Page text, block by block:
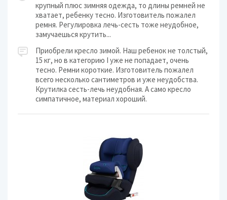
крупный плюс зимняя одежда, то длины ремней не
хватает, ребенку тесно. Изготовитель пожалел
ремня. Регулировка лечь-сесть тоже неудобное,
замучаешься крутить...
Приобрели кресло зимой. Наш ребенок не толстый,
15 кг, но в категорию I уже не попадает, очень
тесно. Ремни короткие. Изготовитель пожалел
всего несколько сантиметров и уже неудобства.
Крутилка сесть-лечь неудобная. А само кресло
симпатичное, материал хороший.